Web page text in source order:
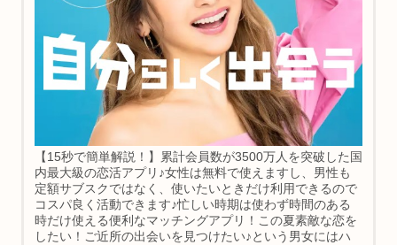
【15秒で簡単解説！】累計会員数が3500万人を突破した国
内最大級の恋活アプリ♪女性は無料で使えますし、男性も
定額サブスクではなく、使いたいときだけ利用できるので
コスパ良く活動できます♪忙しい時期は使わず時間のある
時だけ使える便利なマッチングアプリ！この夏素敵な恋を
したい！ご近所の出会いを見つけたい♪という男女にはハ